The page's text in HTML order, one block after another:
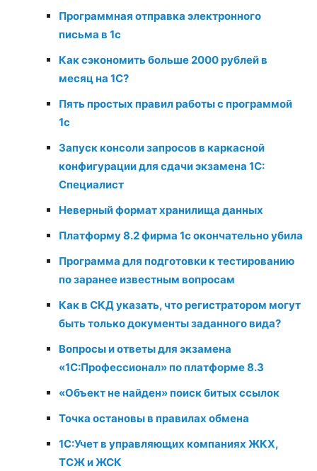
Программная отправка электронного
письма в 1с
Как сэкономить больше 2000 рублей в
месяц на 1С?
Пять простых правил работы с программой
1с
Запуск консоли запросов в каркасной
конфигурации для сдачи экзамена 1С:
Специалист
Неверный формат хранилища данных
Платформу 8.2 фирма 1с окончательно убила
Программа для подготовки к тестированию
по заранее известным вопросам
Как в СКД указать, что регистратором могут
быть только документы заданного вида?
Вопросы и ответы для экзамена
«1С:Профессионал» по платформе 8.3
«Объект не найден» поиск битых ссылок
Точка остановы в правилах обмена
1С:Учет в управляющих компаниях ЖКХ,
ТСЖ и ЖСК